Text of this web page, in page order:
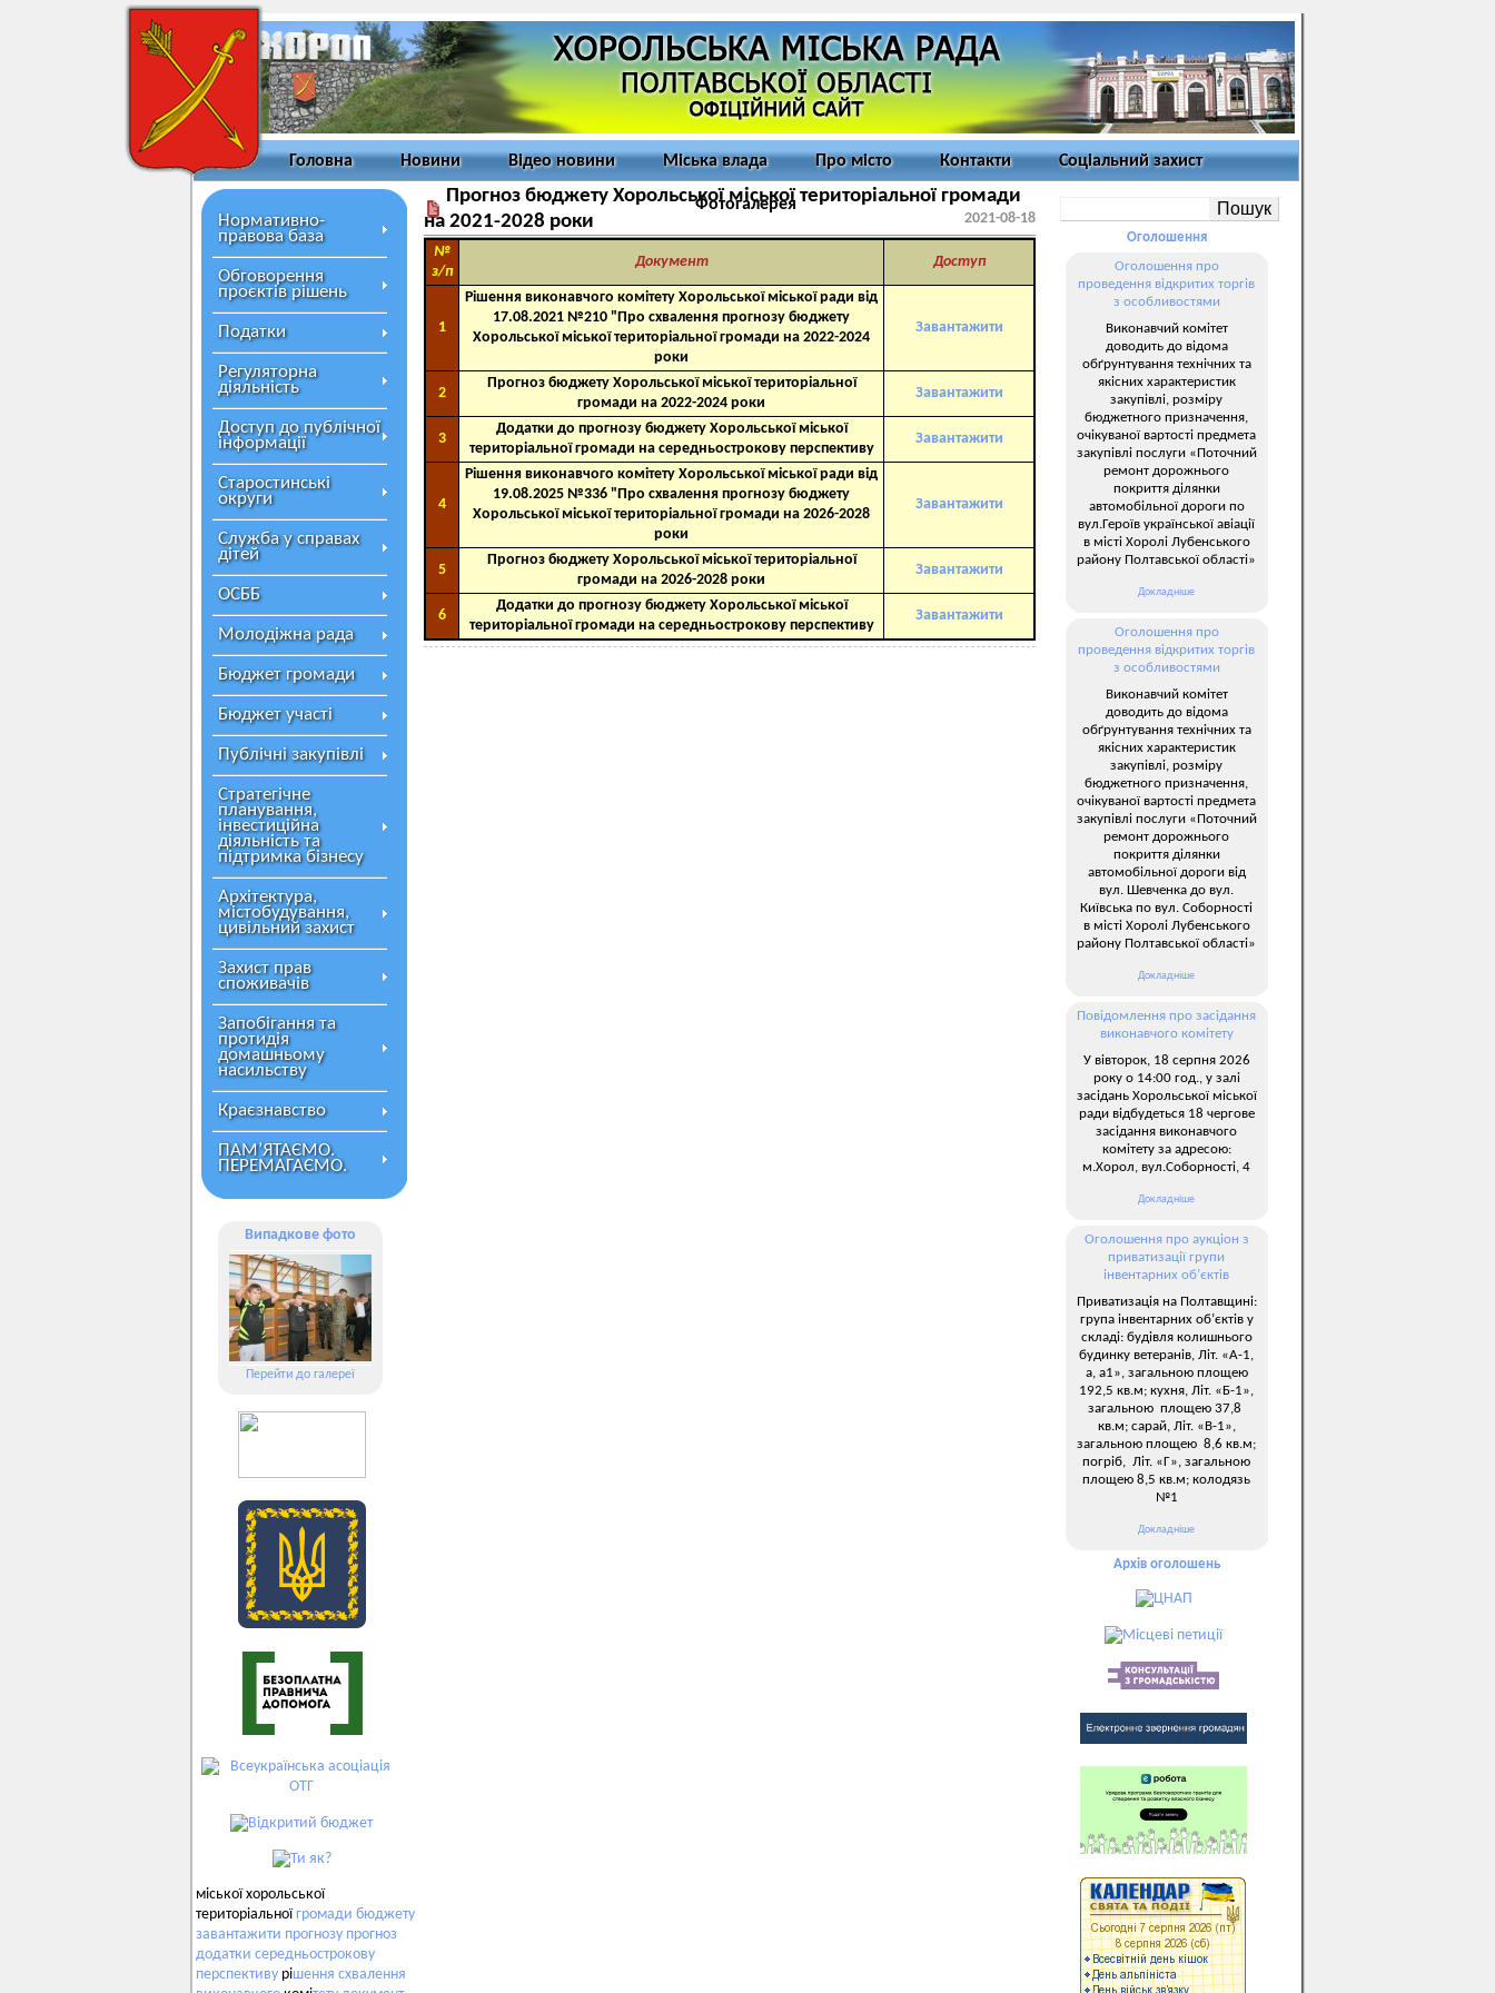
Головна Новини Відео новини Міська влада Про місто Контакти Соціальний захист
Фотогалерея
Нормативно-
правова база
Обговорення
проєктів рішень
Податки
Регуляторна
діяльність
Доступ до публічної
інформації
Старостинські
округи
Служба у справах
дітей
ОСББ
Молодіжна рада
Бюджет громади
Бюджет участі
Публічні закупівлі
Стратегічне
планування,
інвестиційна
діяльність та
підтримка бізнесу
Архітектура,
містобудування,
цивільний захист
Захист прав
споживачів
Запобігання та
протидія
домашньому
насильству
Краєзнавство
ПАМ’ЯТАЄМО.
ПЕРЕМАГАЄМО.
Випадкове фото
Перейти до галереї
міської хорольської
територіальноїгромади бюджету
завантажити прогнозу прогноз
додатки середньострокову
перспективу рішення схвалення
Прогноз бюджету Хорольської міської територіальної громади
на 2021-2028 роки
2021-08-18
№
з/п
Документ Доступ
1
Рішення виконавчого комітету Хорольської міської ради від
17.08.2021 №210 "Про схвалення прогнозу бюджету
Хорольської міської територіальної громади на 2022-2024
роки
Завантажити
2
Прогноз бюджету Хорольської міської територіальної
громади на 2022-2024 роки
Завантажити
3
Додатки до прогнозу бюджету Хорольської міської
територіальної громади на середньострокову перспективу
Завантажити
4
Рішення виконавчого комітету Хорольської міської ради від
19.08.2025 №336 "Про схвалення прогнозу бюджету
Хорольської міської територіальної громади на 2026-2028
роки
Завантажити
5
Прогноз бюджету Хорольської міської територіальної
громади на 2026-2028 роки
Завантажити
6
Додатки до прогнозу бюджету Хорольської міської
територіальної громади на середньострокову перспективу
Завантажити
Оголошення
Оголошення про
проведення відкритих торгів
з особливостями
Виконавчий комітет
доводить до відома
обґрунтування технічних та
якісних характеристик
закупівлі, розміру
бюджетного призначення,
очікуваної вартості предмета
закупівлі послуги «Поточний
ремонт дорожнього
покриття ділянки
автомобільної дороги по
вул.Героїв української авіації
в місті Хоролі Лубенського
району Полтавської області»
Докладніше
Оголошення про
проведення відкритих торгів
з особливостями
Виконавчий комітет
доводить до відома
обґрунтування технічних та
якісних характеристик
закупівлі, розміру
бюджетного призначення,
очікуваної вартості предмета
закупівлі послуги «Поточний
ремонт дорожнього
покриття ділянки
автомобільної дороги від
вул. Шевченка до вул.
Київська по вул. Соборності
в місті Хоролі Лубенського
району Полтавської області»
Докладніше
Повідомлення про засідання
виконавчого комітету
У вівторок, 18 серпня 2026
року о 14:00 год., у залі
засідань Хорольської міської
ради відбудеться 18 чергове
засідання виконавчого
комітету за адресою:
м.Хорол, вул.Соборності, 4
Докладніше
Оголошення про аукціон з
приватизації групи
інвентарних об’єктів
Приватизація на Полтавщині:
група інвентарних об’єктів у
складі: будівля колишнього
будинку ветеранів, Літ. «А-1,
а, а1», загальною площею
192,5 кв.м; кухня, Літ. «Б-1»,
загальною площею 37,8
кв.м; сарай, Літ. «В-1»,
загальною площею 8,6 кв.м;
погріб, Літ. «Г», загальною
площею 8,5 кв.м; колодязь
№1
Докладніше
Архів оголошень